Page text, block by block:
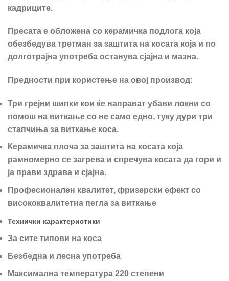
кадриците.
Пресата е обложена со керамичка подлога која
обезбедува третман за заштита на косата која и по
долготрајна употреба останува сјајна и мазна.
Предности при користење на овој производ:
Три грејни шипки кои ќе направат убави локни со
помош на виткање со не само едно, туку дури три
стапчиња за виткање коса.
Керамичка плоча за заштита на косата која
рамномерно се загрева и спречува косата да гори и
ја прави здрава и сјајна.
Професионален квалитет, фризерски ефект со
висококвалитетна пегла за виткање
Технички карактеристики
За сите типови на коса
Безбедна и лесна употреба
Максимална температура 220 степени